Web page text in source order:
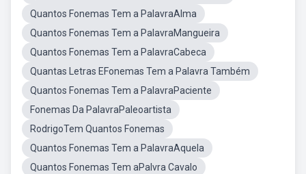
Quantos Fonemas Tem a PalavraAlma
Quantos Fonemas Tem a PalavraMangueira
Quantos Fonemas Tem a PalavraCabeca
Quantas Letras EFonemas Tem a Palavra Também
Quantos Fonemas Tem a PalavraPaciente
Fonemas Da PalavraPaleoartista
RodrigoTem Quantos Fonemas
Quantos Fonemas Tem a PalavraAquela
Quantos Fonemas Tem aPalvra Cavalo